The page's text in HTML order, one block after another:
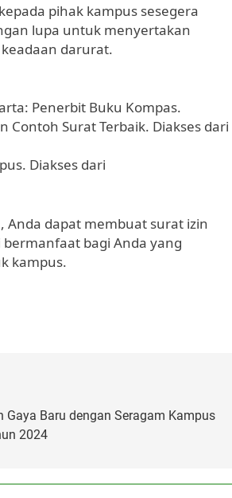
pihak kampus sesegera
lupa untuk menyertakan
darurat.
Penerbit Buku Kompas.
Contoh Surat Terbaik. Diakses dari
Diakses dari
dapat membuat surat izin
bagi Anda yang
kampus.
Gaya Baru dengan Seragam Kampus
2024